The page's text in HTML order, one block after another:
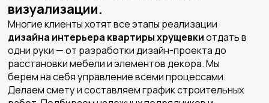
визуализации.
Многие клиенты хотят все этапы реализации
дизайна интерьера квартиры хрущевкиотдать в
одни руки — от разработки дизайн-проекта до
расстановки мебели и элементов декора. Мы
берем на себя управление всеми процессами.
Делаем смету и составляем график строительных